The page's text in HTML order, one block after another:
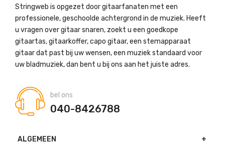
Stringweb is opgezet door gitaarfanaten met een
professionele, geschoolde achtergrond in de muziek. Heeft
u vragen over gitaar snaren, zoekt u een goedkope
gitaartas, gitaarkoffer, capo gitaar, een stemapparaat
gitaar dat past bij uw wensen, een muziek standaard voor
uw bladmuziek, dan bent u bij ons aan het juiste adres.
bel ons
040-8426788
ALGEMEEN